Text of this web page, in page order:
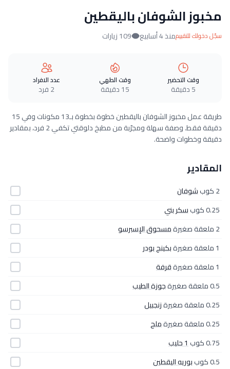
مخبوز الشوفان باليقطين
سجّل دخولك للتقييممنذ 4 أسابيع 109 زيارات
وقت التحضير
5 دقيقة
وقت الطهي
15 دقيقة
عدد الافراد
2 فرد
طريقة عمل مخبوز الشوفان باليقطين خطوة بخطوة بـ13 مكونات وفي 15
دقيقة فقط. وصفة سهلة ومجرّبة من مطبخ دلوقتي تكفي 2 فرد، بمقادير
دقيقة وخطوات واضحة.
المقادير
2 كوب
شوفان
0.25 كوب
سكر بني
2 ملعقة صغيرة
مسحوق الإسبرسو
1 ملعقة صغيرة
بكينج بودر
1 ملعقة صغيرة
قرفة
0.5 ملعقة صغيرة
جوزة الطيب
0.25 ملعقة صغيرة
زنجبيل
0.25 ملعقة صغيرة
ملح
0.75 كوب
1 حليب
0.5 كوب
بوريه اليقطين